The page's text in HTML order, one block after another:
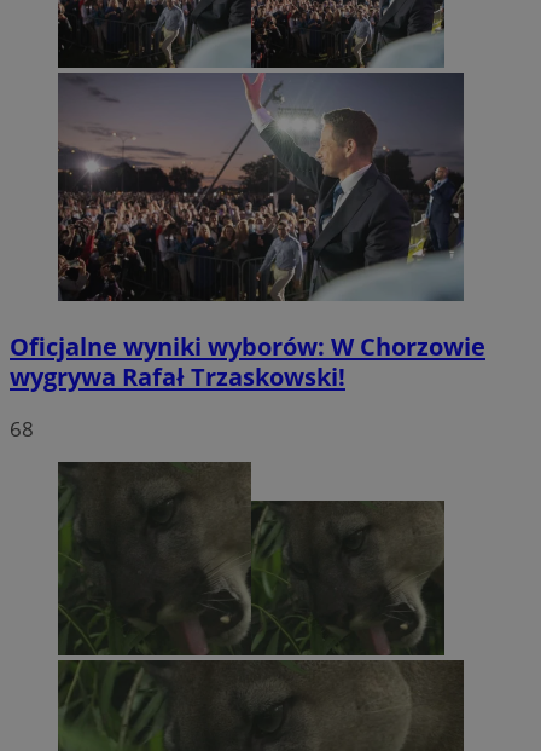
Oficjalne wyniki wyborów: W Chorzowie
wygrywa Rafał Trzaskowski!
68